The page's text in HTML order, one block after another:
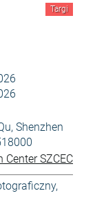
Targi
Shenzhen
SZCEC
,